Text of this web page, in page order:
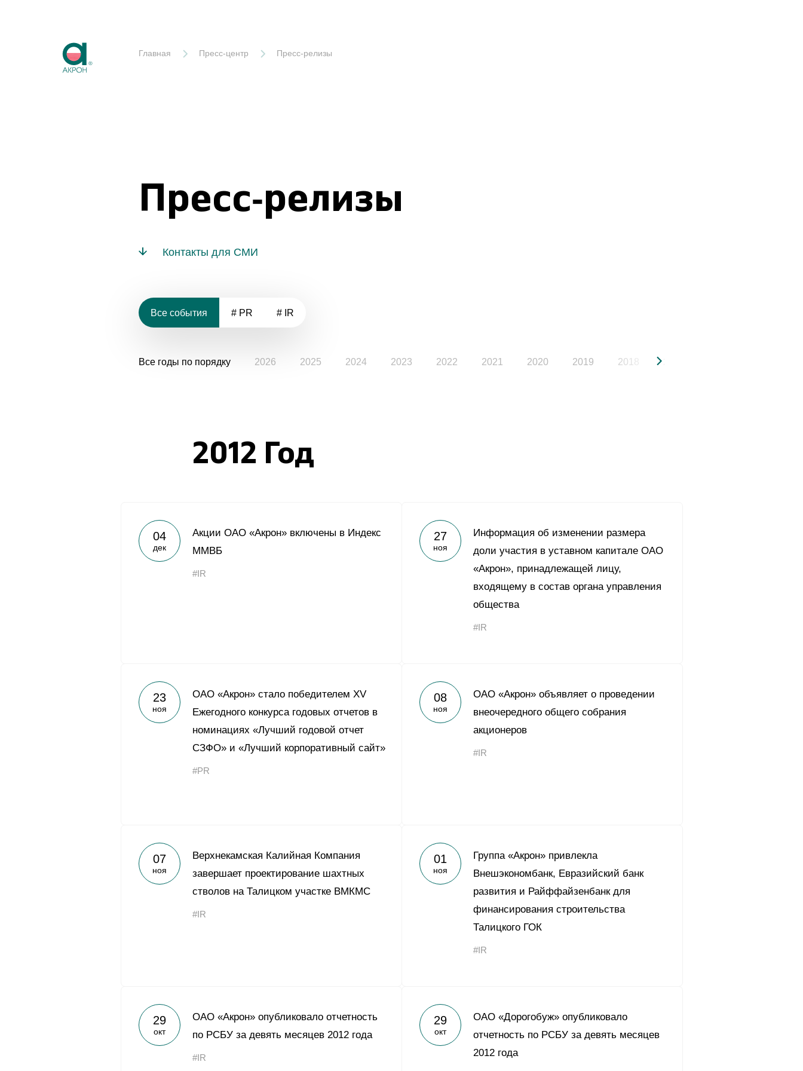
Главная Пресс-центр Пресс-релизы
Пресс-релизы
Контакты для СМИ
Все события # PR # IR
Все годы по порядку 2026 2025 2024 2023 2022 2021 2020 2019 2018
2012 Год
04
дек
Акции ОАО «Акрон» включены в Индекс
ММВБ
#IR
27
ноя
Информация об изменении размера
доли участия в уставном капитале ОАО
«Акрон», принадлежащей лицу,
входящему в состав органа управления
общества
#IR
23
ноя
ОАО «Акрон» стало победителем XV
Ежегодного конкурса годовых отчетов в
номинациях «Лучший годовой отчет
СЗФО» и «Лучший корпоративный сайт»
#PR
08
ноя
ОАО «Акрон» объявляет о проведении
внеочередного общего собрания
акционеров
#IR
07
ноя
Верхнекамская Калийная Компания
завершает проектирование шахтных
стволов на Талицком участке ВМКМС
#IR
01
ноя
Группа «Акрон» привлекла
Внешэкономбанк, Евразийский банк
развития и Райффайзенбанк для
финансирования строительства
Талицкого ГОК
#IR
29
окт
ОАО «Акрон» опубликовало отчетность
по РСБУ за девять месяцев 2012 года
#IR
29
окт
ОАО «Дорогобуж» опубликовало
отчетность по РСБУ за девять месяцев
2012 года